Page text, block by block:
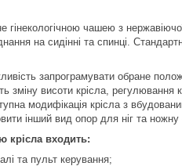
гінекологічною чашею з
на сидінні та спинці.
запрограмувати обране
зміну висоти крісла, регулювання
модифікація крісла з
інший вид опор для ніг та ножну
крісла входить:
та пульт керування;